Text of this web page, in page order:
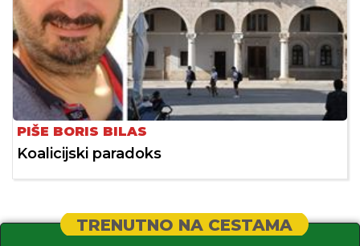
PIŠE BORIS BILAS
Koalicijski paradoks
TRENUTNO NA CESTAMA